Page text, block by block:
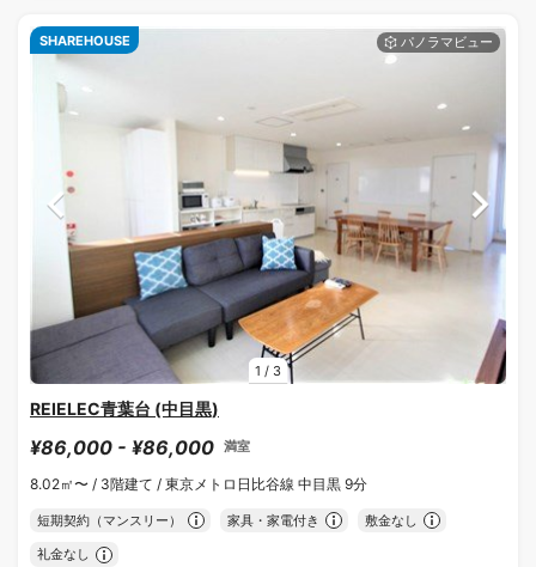
1 / 3
SHAREHOUSE
REIELEC青葉台 (中目黒)
¥86,000 - ¥86,000 満室
8.02㎡〜 / 3階建て / 東京メトロ日比谷線 中目黒 9分
短期契約（マンスリー） 家具・家電付き 敷金なし
礼金なし